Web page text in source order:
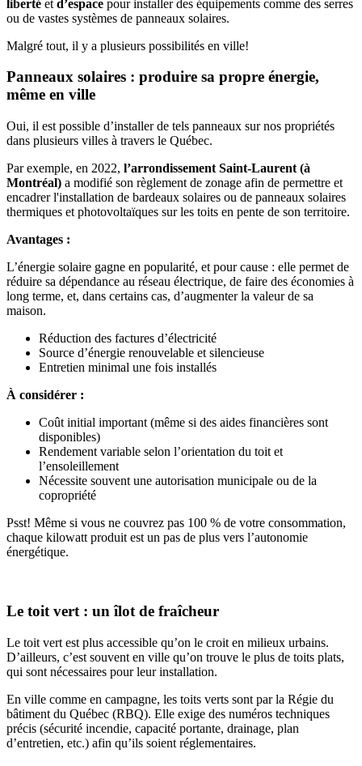
liberté et d’espace pour installer des équipements comme des serres
ou de vastes systèmes de panneaux solaires.
Malgré tout, il y a plusieurs possibilités en ville!
Panneaux solaires : produire sa propre énergie,
même en ville
Oui, il est possible d’installer de tels panneaux sur nos propriétés
dans plusieurs villes à travers le Québec.
Par exemple, en 2022, l’arrondissement Saint-Laurent (à
Montréal) a modifié son règlement de zonage afin de permettre et
encadrer l'installation de bardeaux solaires ou de panneaux solaires
thermiques et photovoltaïques sur les toits en pente de son territoire.
Avantages :
L’énergie solaire gagne en popularité, et pour cause : elle permet de
réduire sa dépendance au réseau électrique, de faire des économies à
long terme, et, dans certains cas, d’augmenter la valeur de sa
maison.
Réduction des factures d’électricité
Source d’énergie renouvelable et silencieuse
Entretien minimal une fois installés
À considérer :
Coût initial important (même si des aides financières sont
disponibles)
Rendement variable selon l’orientation du toit et
l’ensoleillement
Nécessite souvent une autorisation municipale ou de la
copropriété
Psst! Même si vous ne couvrez pas 100 % de votre consommation,
chaque kilowatt produit est un pas de plus vers l’autonomie
énergétique.
Le toit vert : un îlot de fraîcheur
Le toit vert est plus accessible qu’on le croit en milieux urbains.
D’ailleurs, c’est souvent en ville qu’on trouve le plus de toits plats,
qui sont nécessaires pour leur installation.
En ville comme en campagne, les toits verts sont par la Régie du
bâtiment du Québec (RBQ). Elle exige des numéros techniques
précis (sécurité incendie, capacité portante, drainage, plan
d’entretien, etc.) afin qu’ils soient réglementaires.